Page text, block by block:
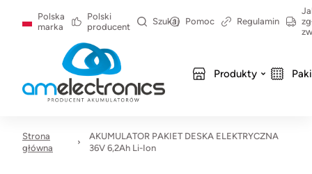
Polska
marka
Polski
producent
Szukaj Pomoc Regulamin
Produkty
Strona
główna
AKUMULATOR PAKIET DESKA ELEKTRYCZNA
36V 6,2Ah Li-Ion